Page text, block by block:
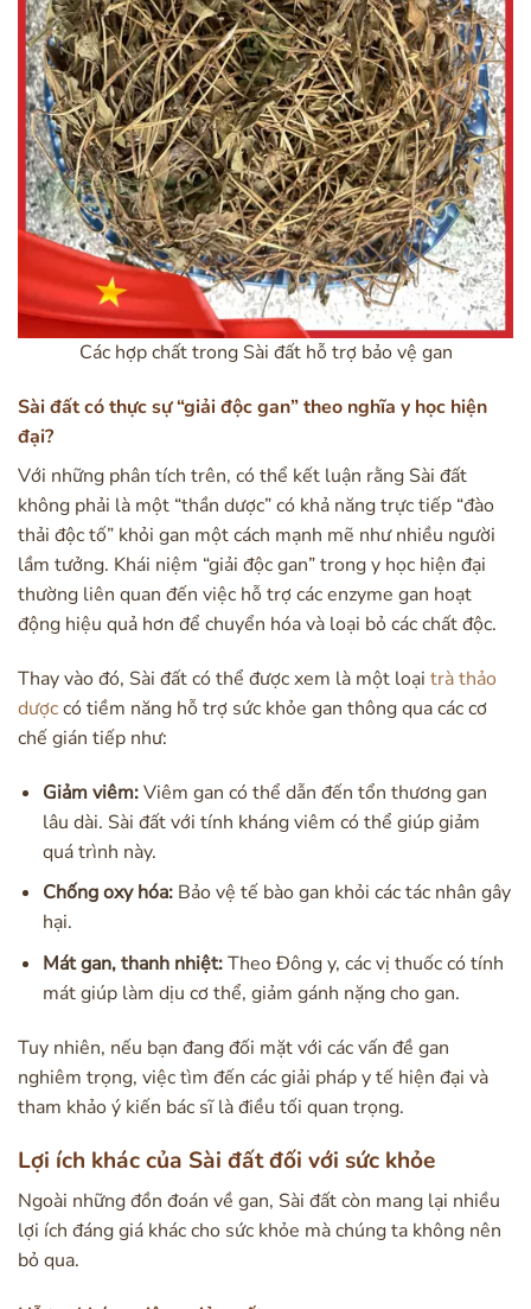
Các hợp chất trong Sài đất hỗ trợ bảo vệ gan
Sài đất có thực sự “giải độc gan” theo nghĩa y học hiện
đại?
Với những phân tích trên, có thể kết luận rằng Sài đất
không phải là một “thần dược” có khả năng trực tiếp “đào
thải độc tố” khỏi gan một cách mạnh mẽ như nhiều người
lầm tưởng. Khái niệm “giải độc gan” trong y học hiện đại
thường liên quan đến việc hỗ trợ các enzyme gan hoạt
động hiệu quả hơn để chuyển hóa và loại bỏ các chất độc.
Thay vào đó, Sài đất có thể được xem là một loại trà thảo
dượccó tiềm năng hỗ trợ sức khỏe gan thông qua các cơ
chế gián tiếp như:
Giảm viêm:Viêm gan có thể dẫn đến tổn thương gan
lâu dài. Sài đất với tính kháng viêm có thể giúp giảm
quá trình này.
Chống oxy hóa:Bảo vệ tế bào gan khỏi các tác nhân gây
hại.
Mát gan, thanh nhiệt:Theo Đông y, các vị thuốc có tính
mát giúp làm dịu cơ thể, giảm gánh nặng cho gan.
Tuy nhiên, nếu bạn đang đối mặt với các vấn đề gan
nghiêm trọng, việc tìm đến các giải pháp y tế hiện đại và
tham khảo ý kiến bác sĩ là điều tối quan trọng.
Lợi ích khác của Sài đất đối với sức khỏe
Ngoài những đồn đoán về gan, Sài đất còn mang lại nhiều
lợi ích đáng giá khác cho sức khỏe mà chúng ta không nên
bỏ qua.